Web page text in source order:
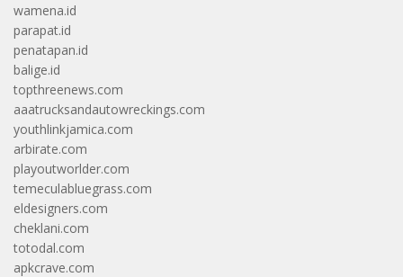
wamena.id
parapat.id
penatapan.id
balige.id
topthreenews.com
aaatrucksandautowreckings.com
youthlinkjamica.com
arbirate.com
playoutworlder.com
temeculabluegrass.com
eldesigners.com
cheklani.com
totodal.com
apkcrave.com